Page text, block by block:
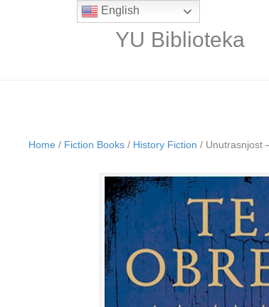
YU Biblioteka
Home / Fiction Books / History Fiction / Unutrasnjost
English